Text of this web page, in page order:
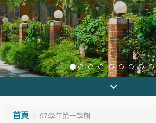
首頁 97學年第一學期